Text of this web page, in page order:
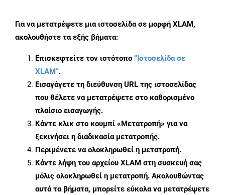
Για να μετατρέψετε μια ιστοσελίδα σε μορφή XLAM,
ακολουθήστε τα εξής βήματα:
Επισκεφτείτε τον ιστότοπο “Ιστοσελίδα σε
XLAM”.
Εισαγάγετε τη διεύθυνση URL της ιστοσελίδας
που θέλετε να μετατρέψετε στο καθορισμένο
πλαίσιο εισαγωγής.
Κάντε κλικ στο κουμπί «Μετατροπή» για να
ξεκινήσει η διαδικασία μετατροπής.
Περιμένετε να ολοκληρωθεί η μετατροπή.
Κάντε λήψη του αρχείου XLAM στη συσκευή σας
μόλις ολοκληρωθεί η μετατροπή. Ακολουθώντας
αυτά τα βήματα, μπορείτε εύκολα να μετατρέψετε